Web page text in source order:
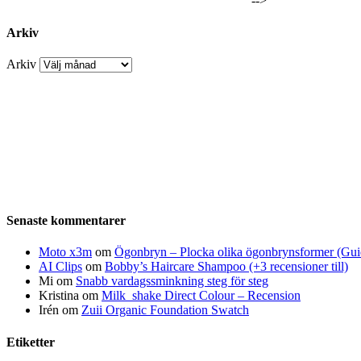
Arkiv
Arkiv
Senaste kommentarer
Moto x3m om Ögonbryn – Plocka olika ögonbrynsformer
AI Clips om Bobby’s Haircare Shampoo (+3 recensioner till)
Mi om Snabb vardagssminkning steg för steg
Kristina om Milk_shake Direct Colour – Recension
Irén om Zuii Organic Foundation Swatch
Etiketter